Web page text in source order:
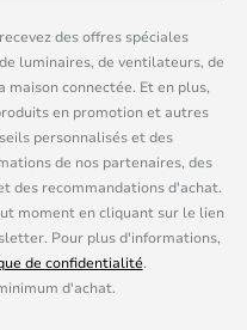
des offres spéciales
luminaires, de ventilateurs, de
connectée. Et en plus,
en promotion et autres
personnalisés et des
de nos partenaires, des
des recommandations d'achat.
moment en cliquant sur le lien
Pour plus d'informations,
de confidentialité.
d'achat.